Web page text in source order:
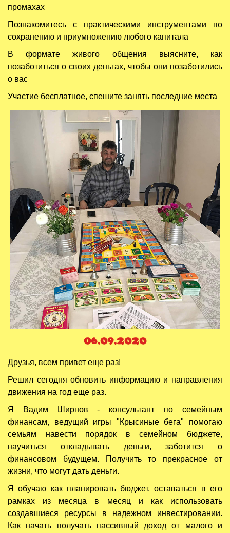
промахах
Познакомитесь с практическими инструментами по
сохранению и приумножению любого капитала
В формате живого общения выясните, как
позаботиться о своих деньгах, чтобы они позаботились
о вас
Участие бесплатное, спешите занять последние места
06.09.2020
Друзья, всем привет еще раз!
Решил сегодня обновить информацию и направления
движения на год еще раз.
Я Вадим Ширнов - консультант по семейным
финансам, ведущий игры "Крысиные бега" помогаю
семьям навести порядок в семейном бюджете,
научиться откладывать деньги, заботится о
финансовом будущем. Получить то прекрасное от
жизни, что могут дать деньги.
Я обучаю как планировать бюджет, оставаться в его
рамках из месяца в месяц и как использовать
создавшиеся ресурсы в надежном инвестировании.
Как начать получать пассивный доход от малого и